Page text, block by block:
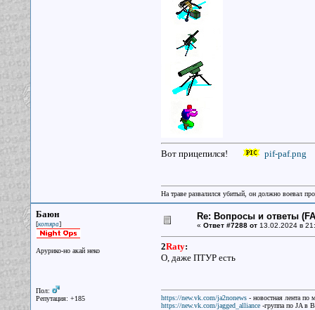
Вот прицепился! pif-paf.png
На траве развалился убитый, он должно воевал
Баюн
[котяра]
Арурико-но акай неко
Пол:
Репутация: +185
Re: Вопросы и ответы
« Ответ #7288 от13.02.2024 в
2Raty:
О, даже ПТУР есть
https://new.vk.com/ja2nonews- новостная лента по
https://new.vk.com/jagged_alliance-группа по JA в